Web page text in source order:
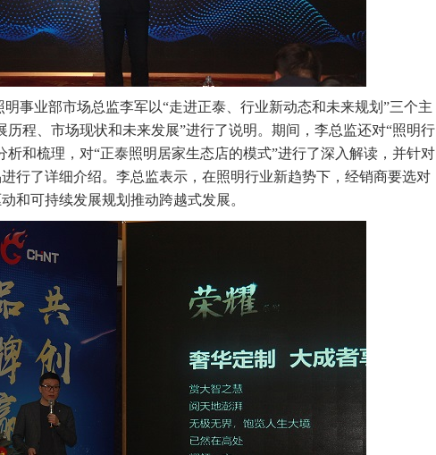
事业部市场总监李军以“走进正泰、行业新动态和未来规划”三个主
程、市场现状和未来发展”进行了说明。 期间，李总监还对“照明行
析和梳理，对“正泰照明居家生态店的模式”进行了深入解读，并针对
行了详细介绍。李总监表示，在照明行业新趋势下，经销商要选对
和可持续发展规划推动跨越式发展。